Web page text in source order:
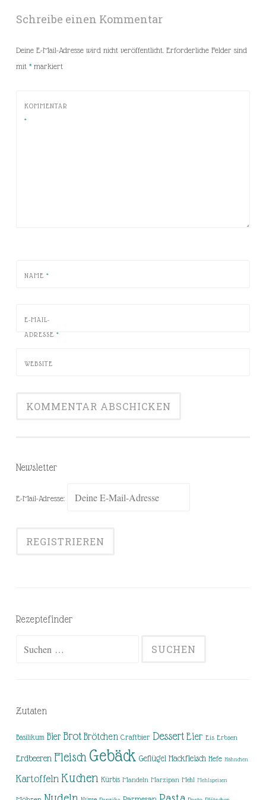
Schreibe einen Kommentar
Deine E-Mail-Adresse wird nicht veröffentlicht. Erforderliche Felder sind
mit *markiert
KOMMENTAR
*
NAME *
E-MAIL-
ADRESSE *
WEBSITE
Newsletter
E-Mail-Adresse:
Rezeptefinder
Zutaten
Basilikum Bier Brot Brötchen Craftbier Dessert Eier Eis Erbsen
Erdbeeren Fleisch Gebäck Geflügel Hackfleisch Hefe Hähnchen
Kartoffeln Kuchen Kürbis Mandeln Marzipan Mehl Mehlspeisen